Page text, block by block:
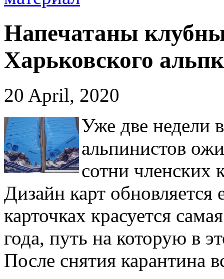
Напечатаны
Харьковского
20 April, 2020
Уже две недели
альпинистов
сотни членских
Дизайн карт
карточках красуется
года, путь на которую в
После снятия карантина